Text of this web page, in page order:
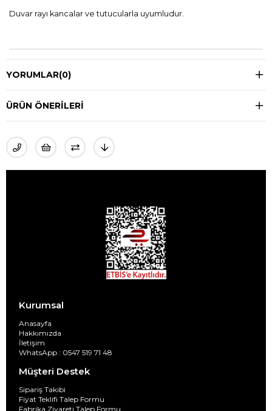
Duvar rayı kancalar ve tutucularla uyumludur.
YORUMLAR(0)
ÜRÜN ÖNERILERI
Kurumsal
Anasayfa
Hakkımızda
İletişim
WhatsApp : 0547 519 71 48
Müşteri Destek
Sipariş Takibi
Fiyat Teklifi Talep Formu
Fabrika Ziyareti Talep Formu